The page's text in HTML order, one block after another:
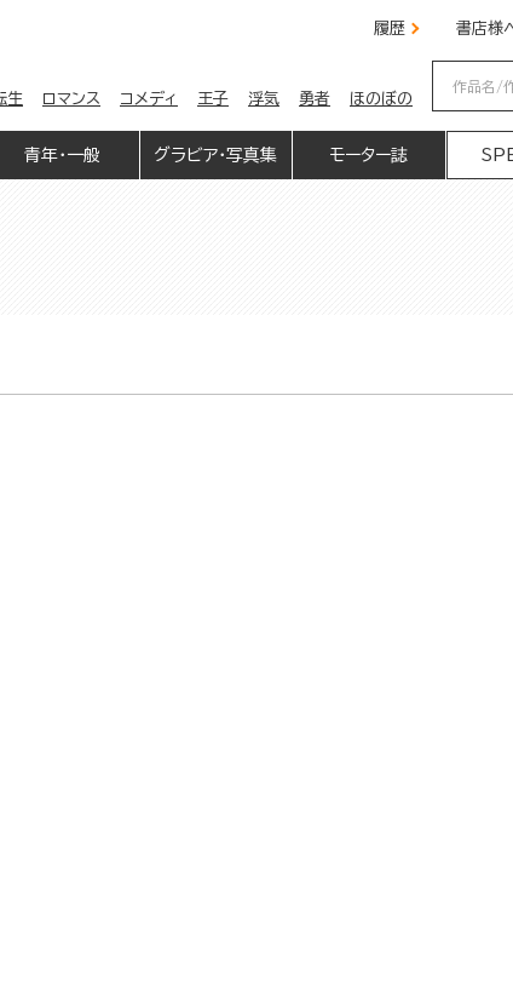
履歴 書店様
生 ロマンス コメディ 王子 浮気 勇者 ほのぼの
青年・一般 グラビア・写真集 モーター誌